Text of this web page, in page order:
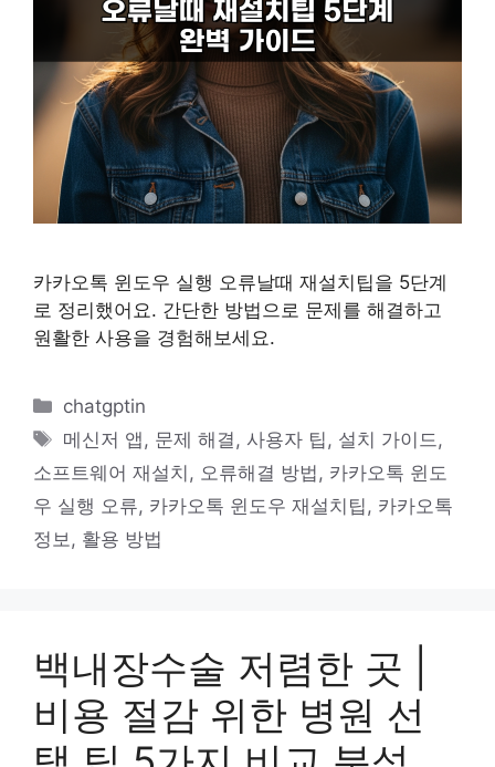
카카오톡 윈도우 실행 오류날때 재설치팁을 5단계
로 정리했어요. 간단한 방법으로 문제를 해결하고
원활한 사용을 경험해보세요.
카
테
리
chatgptin
태
그
메신저 앱, 문제 해결 , 사용자 팁, 설치 가이드,
소프트웨어 재설치 , 오류해결 방법, 카카오톡 윈도
우 실행 오류, 카카오톡 윈도우 재설치팁, 카카오톡
정보, 활용 방법
백내장수술 저렴한 곳 |
비용 절감 위한 병원 선